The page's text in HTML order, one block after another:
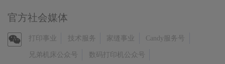
官方社会媒体
官打印事业 技术服务 家缝事业 Candy服务号
兄弟机床公众号 数码打印机公众号